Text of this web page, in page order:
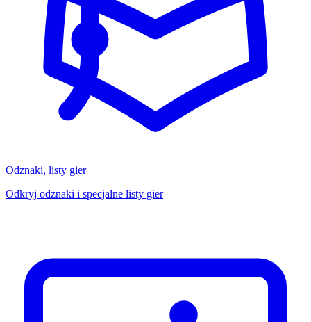
Odznaki, listy gier
Odkryj odznaki i specjalne listy gier